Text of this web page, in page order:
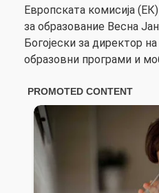
Европската комисија
за образование Весна
Богојески за директор
образовни програми и